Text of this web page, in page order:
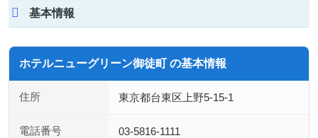
基本情報
ホテルニューグリーン御徒町 の基本情報
住所 東京都台東区上野5-15-1
電話番号 03-5816-1111